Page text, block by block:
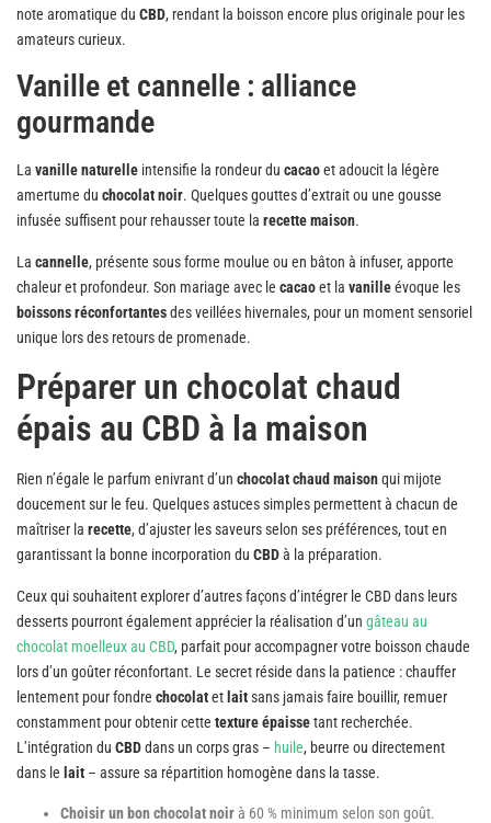
note aromatique du CBD, rendant la boisson encore plus originale pour les
amateurs curieux.
Vanille et cannelle : alliance
gourmande
La vanille naturelle intensifie la rondeur du cacaoet adoucit la légère
amertume du chocolat noir. Quelques gouttes d’extrait ou une gousse
infusée suffisent pour rehausser toute la recette maison.
La cannelle, présente sous forme moulue ou en bâton à infuser, apporte
chaleur et profondeur. Son mariage avec le cacaoet la vanilleévoque les
boissons réconfortantesdes veillées hivernales, pour un moment sensoriel
unique lors des retours de promenade.
Préparer un chocolat chaud
épais au CBD à la maison
Rien n’égale le parfum enivrant d’un chocolat chaud maisonqui mijote
doucement sur le feu. Quelques astuces simples permettent à chacun de
maîtriser la recette, d’ajuster les saveurs selon ses préférences, tout en
garantissant la bonne incorporation du CBDà la préparation.
Ceux qui souhaitent explorer d’autres façons d’intégrer le CBD dans leurs
desserts pourront également apprécier la réalisation d’un gâteau au
chocolat moelleux au CBD, parfait pour accompagner votre boisson chaude
lors d’un goûter réconfortant. Le secret réside dans la patience : chauffer
lentement pour fondre chocolatetlaitsans jamais faire bouillir, remuer
constamment pour obtenir cette texture épaissetant recherchée.
L’intégration du CBDdans un corps gras – huile, beurre ou directement
dans le lait – assure sa répartition homogène dans la tasse.
Choisir un bon chocolat noir à 60 % minimum selon son goût.